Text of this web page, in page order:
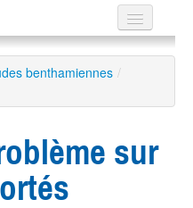
benthamiennes /
sur